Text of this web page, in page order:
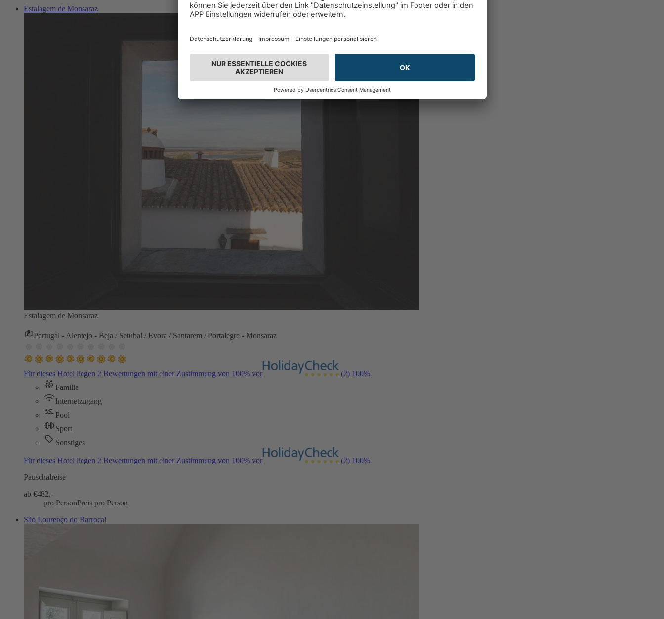
Estalagem de Monsaraz
Estalagem de Monsaraz
Portugal - Alentejo - Beja / Setubal / Evora / Santarem / Portalegre - Monsaraz
Für dieses Hotel liegen 2 Bewertungen mit einer Zustimmung von 100% vor (2) 100%
Familie
Internetzugang
Pool
Sport
Sonstiges
Für dieses Hotel liegen 2 Bewertungen mit einer Zustimmung von 100% vor (2) 100%
Pauschalreise
ab €482,-
pro PersonPreis pro Person
São Lourenço do Barrocal